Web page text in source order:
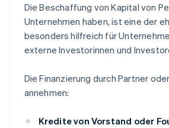
Die Beschaffung von Kapital von
Unternehmen haben, ist eine der
besonders hilfreich für
externe Investorinnen und
Die Finanzierung durch Partner
annehmen:
Kredite von Vorstand oder